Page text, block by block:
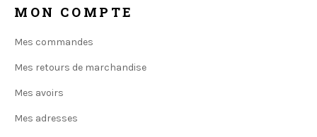
MON COMPTE
Mes commandes
Mes retours de marchandise
Mes avoirs
Mes adresses